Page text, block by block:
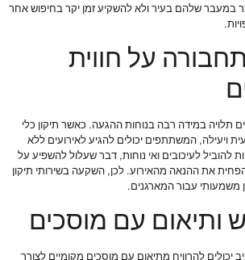
במעבר שלהם בעיר ולא להשקיע זמן יקר בחיפוש אחר
על חווית
תלויה במידה רבה בנוחות ההגעה. כאשר תיקון כלי
ויעילה, המשתתפים יכולים להגיע לאירועים ללא
להוביל לעיכובים ואי נוחות, דבר שעלול להשפיע על
את ההנאה מהאירוע. לכן, השקעה בשירותי תיקון
משמעותי עבור המארגנים.
ותיאום עם מוסכים
יכולים להרוויח מתיאום עם מוסכים מקומיים לצורך